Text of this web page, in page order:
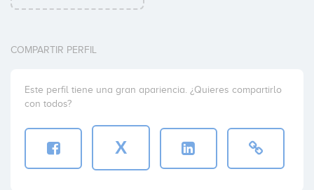
COMPARTIR PERFIL
Este perfil tiene una gran apariencia. ¿Quieres compartirlo
con todos?
X